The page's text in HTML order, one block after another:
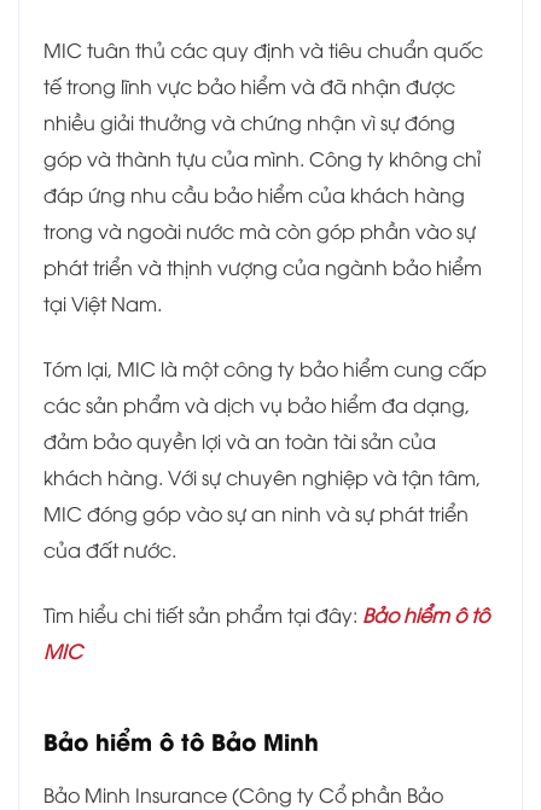
MIC tuân thủ các quy định và tiêu chuẩn quốc
tế trong lĩnh vực bảo hiểm và đã nhận được
nhiều giải thưởng và chứng nhận vì sự đóng
góp và thành tựu của mình. Công ty không chỉ
đáp ứng nhu cầu bảo hiểm của khách hàng
trong và ngoài nước mà còn góp phần vào sự
phát triển và thịnh vượng của ngành bảo hiểm
tại Việt Nam.
Tóm lại, MIC là một công ty bảo hiểm cung cấp
các sản phẩm và dịch vụ bảo hiểm đa dạng,
đảm bảo quyền lợi và an toàn tài sản của
khách hàng. Với sự chuyên nghiệp và tận tâm,
MIC đóng góp vào sự an ninh và sự phát triển
của đất nước.
Tìm hiểu chi tiết sản phẩm tại đây: Bảo hiểm ô tô
MIC
Bảo hiểm ô tô Bảo Minh
Bảo Minh Insurance (Công ty Cổ phần Bảo